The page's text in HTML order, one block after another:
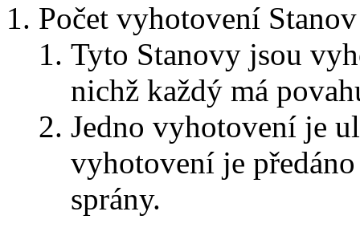
Počet vyhotovení Stanov
Tyto Stanovy jsou
nichž každý má
Jedno vyhotovení je
vyhotovení je
sprány.